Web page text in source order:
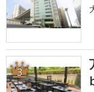
3